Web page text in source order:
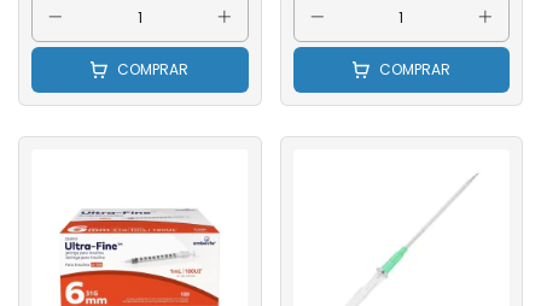
COMPRAR COMPRAR